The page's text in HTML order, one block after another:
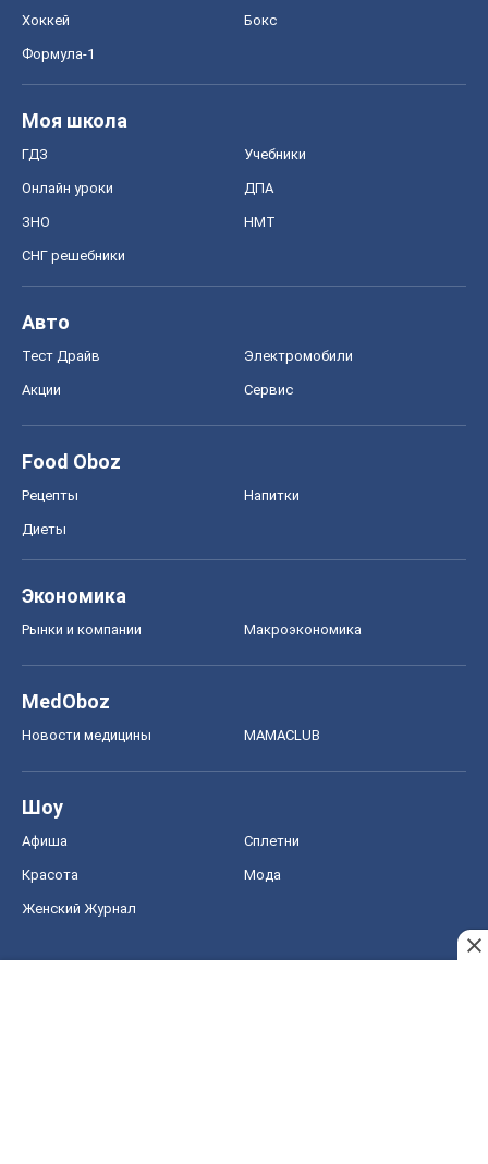
Хоккей Бокс
Формула-1
Моя школа
ГДЗ Учебники
Онлайн уроки ДПА
ЗНО НМТ
СНГ решебники
Авто
Тест Драйв Электромобили
Акции Сервис
Food Oboz
Рецепты Напитки
Диеты
Экономика
Рынки и компании Mакроэкономика
MedOboz
Новости медицины MAMACLUB
Шоу
Афиша Сплетни
Красота Мода
Женский Журнал